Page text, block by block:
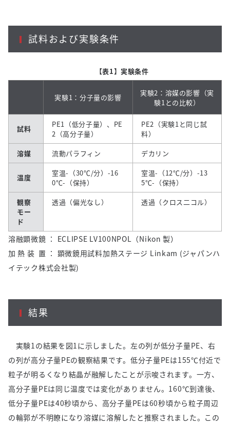
試料および実験条件
【表1】実験条件
実験1：分子量の影響
実験2：溶媒の影響（実
験1との比較）
試料
PE1（低分子量）、PE
2（高分子量）
PE2（実験1と同じ試
料）
溶媒
流動パラフィン デカリン
温度
室温-（30℃/分）-16
0℃-（保持）
室温-（12℃/分）-13
5℃-（保持）
観察
モー
ド
透過（偏光なし） 透過（クロス二コル）
溶融顕微鏡 ： ECLIPSE LV100NPOL（Nikon 製）
加 熱 装 置 ： 顕微鏡用試料加熱ステージ Linkam (ジャパンハ
イテック株式会社製)
結果
実験1の結果を図1に示しました。左の列が低分子量PE、右
の列が高分子量PEの観察結果です。低分子量PEは155℃付近で
粒子が明るくなり結晶が融解したことが示唆されます。一方、
高分子量PEは同じ温度では変化がありません。160℃到達後、
低分子量PEは40秒頃から、高分子量PEは60秒頃から粒子周辺
の輪郭が不明瞭になり溶媒に溶解したと推察されました。この